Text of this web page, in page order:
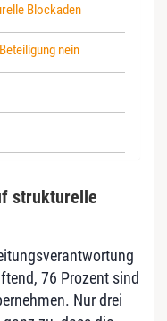
Blockaden
nein
strukturelle
76 Prozent sind
Nur drei